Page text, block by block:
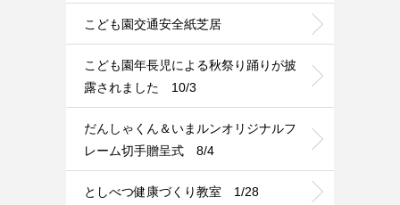
こども園交通安全紙芝居
こども園年長児による秋祭り踊りが披
露されました 10/3
だんしゃくん＆いまルンオリジナルフ
レーム切手贈呈式 8/4
としべつ健康づくり教室 1/28